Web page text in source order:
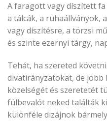
A faragott vagy díszített
a tálcák, a ruhaállványok,
vagy díszítésre, a törzsi
és szinte ezernyi tárgy,
Tehát, ha szereted
divatirányzatokat, de jobb
közelségét és szeretetét
fülbevalót neked találták
különféle dizájnok